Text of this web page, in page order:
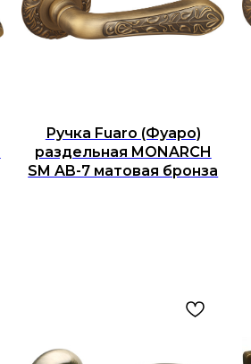
Ручка Fuaro (Фуаро)
раздельная MONARCH
SM AB-7 матовая бронза